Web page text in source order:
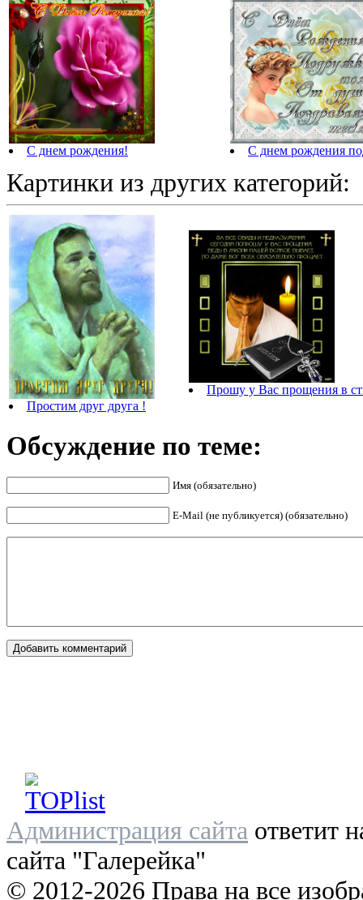
С днем рождения! С днем рождения
Картинки из других категорий:
Простим друг друга !
Прошу у Вас прощения в
Обсуждение по теме:
Имя (обязательно)
E-Mail (не публикуется) (обязательно)
Администрация сайта ответит
сайта "Галерейка"
© 2012-2026 Права на все